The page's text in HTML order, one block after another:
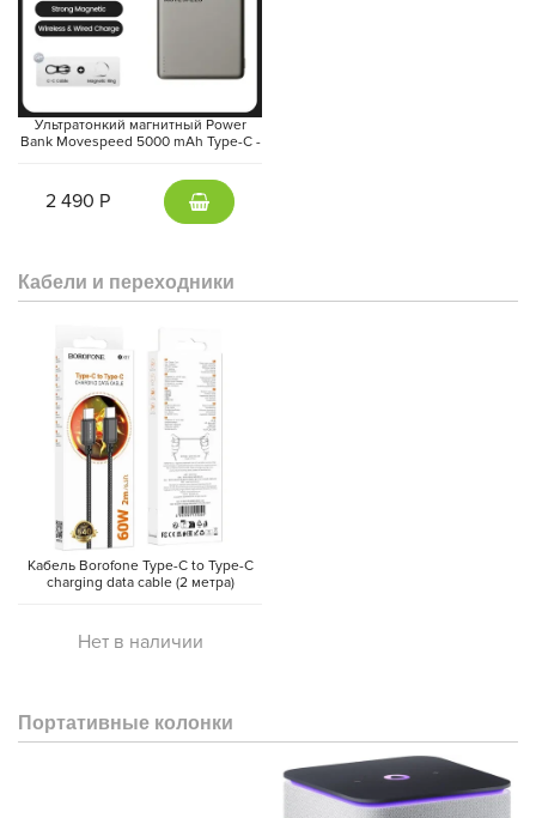
Для селфи и видеозвонков предусмотрена фронтальная
камера с разрешением 12 Мп. Она позволяет делать
качественные и детальные селфи, сохраняя все аккуратные
черты лица. Вы также можете использовать фронтальную
камеру для видеозвонков с высоким разрешением.
Ультратонкий магнитный Power
Bank Movespeed 5000 mAh Type-C -
2 490 Р
Кабели и переходники
Кабель Borofone Type-C to Type-C
charging data cable (2 метра)
Нет в наличии
Портативные колонки